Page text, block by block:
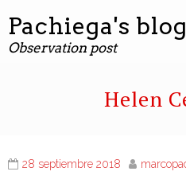
Pachiega's blog
Observation post
Helen
28 septiembre 2018